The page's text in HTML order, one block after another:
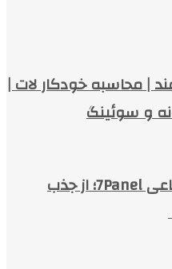
| محاسبه خودکار لات |
و سوئینگ
خدمات شبکه‌های اجتماعی 7Panel؛ از جذب